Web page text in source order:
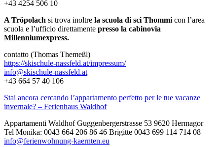
+43 4254 506 10
A Tröpolach si trova inoltre la scuola di sci Thommi con l’area
scuola e l’ufficio direttamente presso la cabinovia
Millenniumexpress.
contatto (Thomas Themeßl)
https://skischule-nassfeld.at/impressum/
info@skischule-nassfeld.at
+43 664 57 40 106
Stai ancora cercando l’appartamento perfetto per le tue vacanze
invernale? – Ferienhaus Waldhof
Appartamenti Waldhof Guggenbergerstrasse 53 9620 Hermagor
Tel Monika: 0043 664 206 86 46 Brigitte 0043 699 114 714 08
info@ferienwohnung-kaernten.eu